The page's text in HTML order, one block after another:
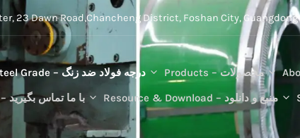
محصولات – Products
درجه فولاد ضد زنگ – Stainless Steel Grade
منبع و دانلود – Resource & Download با ما تماس بگیرید – Contact Us